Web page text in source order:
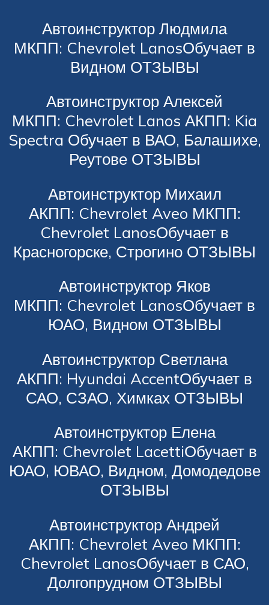
Автоинструктор Людмила
МКПП: Chevrolet LanosОбучает в
Видном ОТЗЫВЫ
Автоинструктор Алексей
МКПП: Chevrolet Lanos АКПП: Kia
Spectra Обучает в ВАО, Балашихе,
Реутове ОТЗЫВЫ
Автоинструктор Михаил
АКПП: Chevrolet Aveo МКПП:
Chevrolet LanosОбучает в
Красногорске, Строгино ОТЗЫВЫ
Автоинструктор Яков
МКПП: Chevrolet LanosОбучает в
ЮАО, Видном ОТЗЫВЫ
Автоинструктор Светлана
АКПП: Hyundai AccentОбучает в
САО, СЗАО, Химках ОТЗЫВЫ
Автоинструктор Елена
АКПП: Chevrolet LacettiОбучает в
ЮАО, ЮВАО, Видном, Домодедове
ОТЗЫВЫ
Автоинструктор Андрей
АКПП: Chevrolet Aveo МКПП:
Chevrolet LanosОбучает в САО,
Долгопрудном ОТЗЫВЫ